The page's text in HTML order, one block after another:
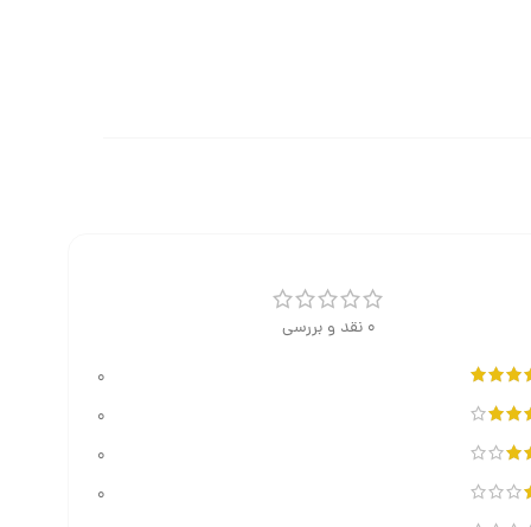
0 نقد و بررسی
0
0
0
0